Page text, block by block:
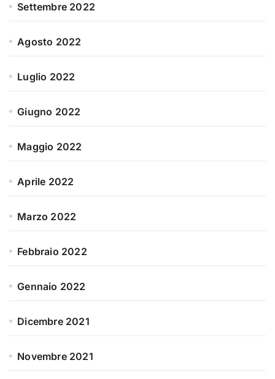
Settembre 2022
Agosto 2022
Luglio 2022
Giugno 2022
Maggio 2022
Aprile 2022
Marzo 2022
Febbraio 2022
Gennaio 2022
Dicembre 2021
Novembre 2021